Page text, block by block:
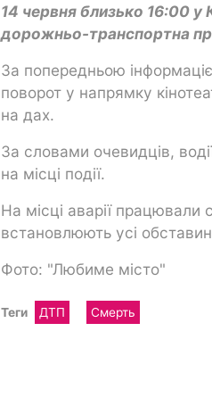
14 червня близько 16:00 у
дорожньо-транспортна
За попередньою
поворот у напрямку
на дах.
За словами очевидців,
на місці події.
На місці аварії працювали
встановлюють усі
Фото: "Любиме місто"
Теги ДТП Смерть